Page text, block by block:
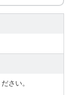
さい。